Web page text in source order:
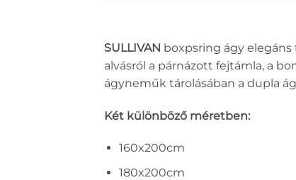
SULLIVAN boxpsring ágy
alvásról a párnázott fejtámla, a
ágyneműk tárolásában a dupla
Két különböző méretben:
160x200cm
180x200cm